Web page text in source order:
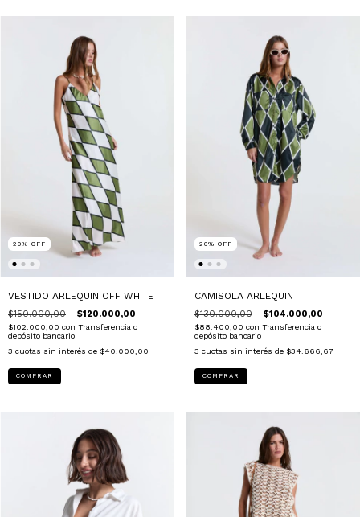
20% OFF
VESTIDO ARLEQUIN OFF WHITE
$150.000,00 $120.000,00
$102.000,00 con Transferencia o
depósito bancario
3 cuotas sin interés de $40.000,00
COMPRAR
20% OFF
CAMISOLA ARLEQUIN
$130.000,00 $104.000,00
$88.400,00 con Transferencia o
depósito bancario
3 cuotas sin interés de $34.666,67
COMPRAR